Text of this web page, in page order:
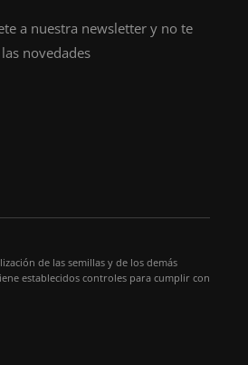
a nuestra newsletter y no te
novedades
de las semillas y de los demás
establecidos controles para cumplir con